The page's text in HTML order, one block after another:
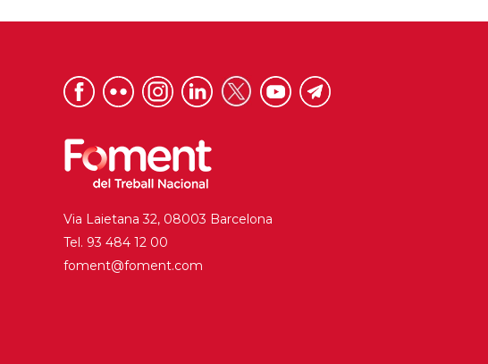
Via Laietana 32, 08003 Barcelona
Tel. 93 484 12 00
foment@foment.com